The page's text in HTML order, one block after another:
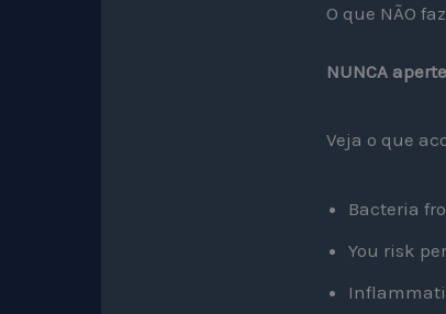
O que NÃO
NUNCA
Veja o que
Bacteria
You risk